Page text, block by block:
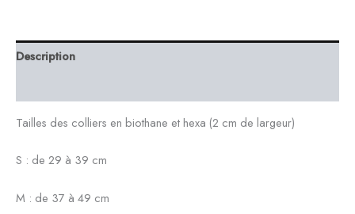
Description
Tailles des colliers en biothane et hexa (2 cm de largeur)
S : de 29 à 39 cm
M : de 37 à 49 cm